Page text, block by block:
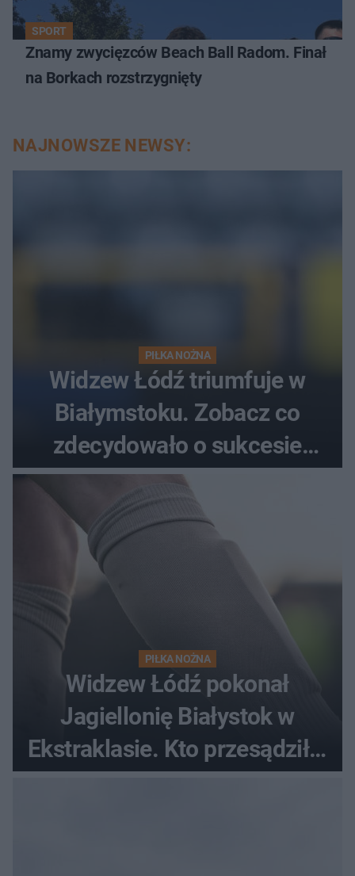
SPORT
Znamy zwycięzców Beach Ball Radom. Finał
na Borkach rozstrzygnięty
NAJNOWSZE NEWSY:
PIŁKA NOŻNA
Widzew Łódź triumfuje w
Białymstoku. Zobacz co
zdecydowało o sukcesie
gości
PIŁKA NOŻNA
Widzew Łódź pokonał
Jagiellonię Białystok w
Ekstraklasie. Kto przesądził o
losach meczu?